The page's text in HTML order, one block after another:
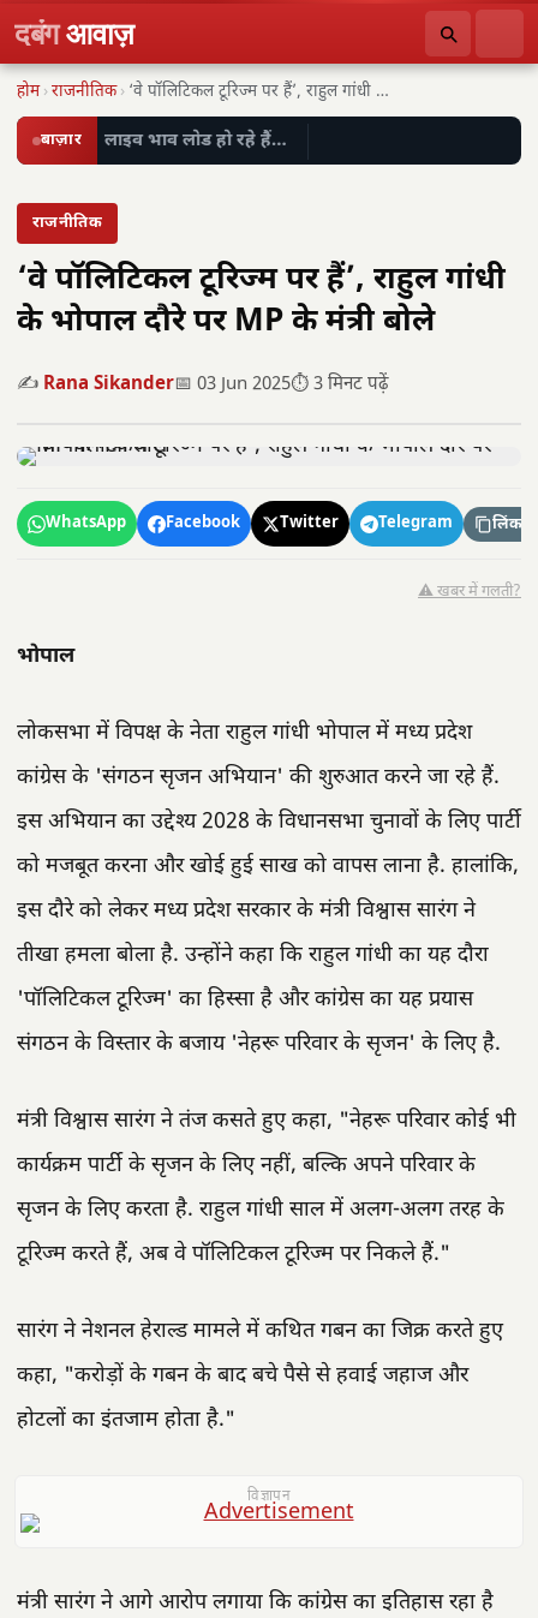
दबंगआवाज़
होम ›राजनीतिक › ‘वे पॉलिटिकल टूरिज्म पर हैं’, राहुल गांधी के…
बाज़ार लाइव भाव लोड हो रहे हैं…
राजनीतिक
‘वे पॉलिटिकल टूरिज्म पर हैं’, राहुल गांधी
के भोपाल दौरे पर MP के मंत्री बोले
✍️ Rana Sikander📅 03 Jun 2025⏱️ 3 मिनट पढ़ें
WhatsApp Facebook Twitter Telegram लिंक
⚠️ खबर में गलती?
भोपाल
लोकसभा में विपक्ष के नेता राहुल गांधी भोपाल में मध्य प्रदेश
कांग्रेस के 'संगठन सृजन अभियान' की शुरुआत करने जा रहे हैं.
इस अभियान का उद्देश्य 2028 के विधानसभा चुनावों के लिए पार्टी
को मजबूत करना और खोई हुई साख को वापस लाना है. हालांकि,
इस दौरे को लेकर मध्य प्रदेश सरकार के मंत्री विश्वास सारंग ने
तीखा हमला बोला है. उन्होंने कहा कि राहुल गांधी का यह दौरा
'पॉलिटिकल टूरिज्म' का हिस्सा है और कांग्रेस का यह प्रयास
संगठन के विस्तार के बजाय 'नेहरू परिवार के सृजन' के लिए है.
मंत्री विश्वास सारंग ने तंज कसते हुए कहा, "नेहरू परिवार कोई भी
कार्यक्रम पार्टी के सृजन के लिए नहीं, बल्कि अपने परिवार के
सृजन के लिए करता है. राहुल गांधी साल में अलग-अलग तरह के
टूरिज्म करते हैं, अब वे पॉलिटिकल टूरिज्म पर निकले हैं."
सारंग ने नेशनल हेराल्ड मामले में कथित गबन का जिक्र करते हुए
कहा, "करोड़ों के गबन के बाद बचे पैसे से हवाई जहाज और
होटलों का इंतजाम होता है."
विज्ञापन
मंत्री सारंग ने आगे आरोप लगाया कि कांग्रेस का इतिहास रहा है